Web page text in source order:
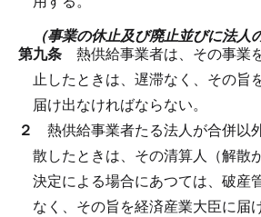
（事業の休止及び廃止並びに法人
第九条 熱供給事業者は、その事業
止したときは、遅滞なく、その旨
届け出なければならない。
２ 熱供給事業者たる法人が合併以
散したときは、その清算人（解散
決定による場合にあつては、破産
なく、その旨を経済産業大臣に届